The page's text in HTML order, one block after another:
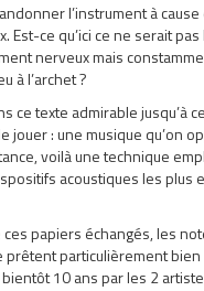
l’instrument à
ce qu’ici ce ne serait pas
nerveux mais
à l’archet ?
ce texte admirable jusqu’à
jouer : une musique qu’on
voilà une technique
acoustiques les plus
papiers échangés, les
particulièrement bien
10 ans par les 2